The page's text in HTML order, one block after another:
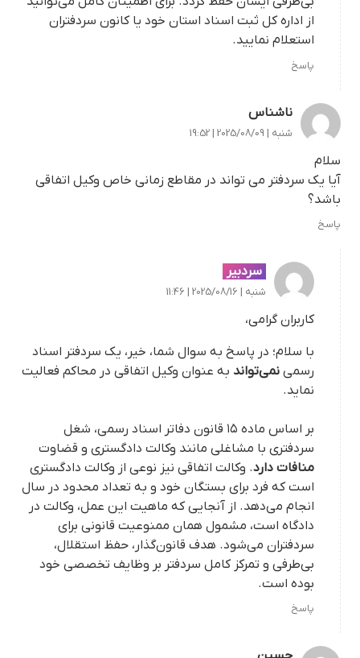
از اداره کل ثبت اسناد استان خود یا کانون سردفتران
استعلام نمایید.
پاسخ
ناشناس
شنبه | 2025/08/09 | 19:52
سلام
آیا یک سردفتر می تواند در مقاطع زمانی خاص وکیل اتفاقی
باشد؟
پاسخ
سردبیر
شنبه | 2025/08/16 | 11:46
کاربران گرامی،
با سلام؛ در پاسخ به سوال شما، خیر، یک سردفتر اسناد
رسمی نمی‌تواند به عنوان وکیل اتفاقی در محاکم فعالیت
نماید.
بر اساس ماده ۱۵ قانون دفاتر اسناد رسمی، شغل
سردفتری با مشاغلی مانند وکالت دادگستری و قضاوت
منافات دارد. وکالت اتفاقی نیز نوعی از وکالت دادگستری
است که فرد برای بستگان خود و به تعداد محدود در سال
انجام می‌دهد. از آنجایی که ماهیت این عمل، وکالت در
دادگاه است، مشمول همان ممنوعیت قانونی برای
سردفتران می‌شود. هدف قانون‌گذار، حفظ استقلال،
بی‌طرفی و تمرکز کامل سردفتر بر وظایف تخصصی خود
بوده است.
پاسخ